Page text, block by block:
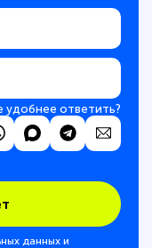
удобнее ответить?
данных и